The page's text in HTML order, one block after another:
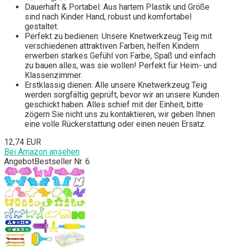
Dauerhaft & Portabel: Aus hartem Plastik und Größe
sind nach Kinder Hand, robust und komfortabel
gestaltet.
Perfekt zu bedienen: Unsere Knetwerkzeug Teig mit
verschiedenen attraktiven Farben, helfen Kindern
erwerben starkes Gefühl von Farbe, Spaß und einfach
zu bauen alles, was sie wollen! Perfekt für Heim- und
Klassenzimmer.
Erstklassig dienen: Alle unsere Knetwerkzeug Teig
werden sorgfältig geprüft, bevor wir an unsere Kunden
geschickt haben. Alles schief mit der Einheit, bitte
zögern Sie nicht uns zu kontaktieren, wir geben Ihnen
eine volle Rückerstattung oder einen neuen Ersatz.
12,74 EUR
Bei Amazon ansehen
AngebotBestseller Nr. 6